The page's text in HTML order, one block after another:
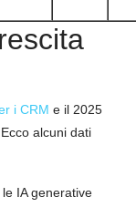
i CRM e il 2025
alcuni dati
IA generative